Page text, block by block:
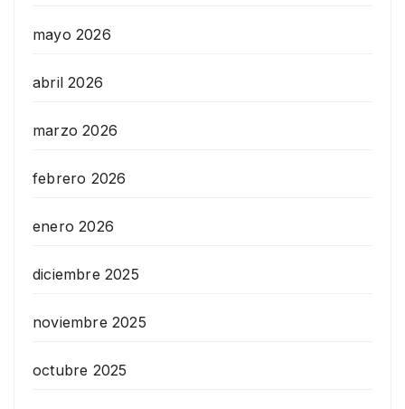
mayo 2026
abril 2026
marzo 2026
febrero 2026
enero 2026
diciembre 2025
noviembre 2025
octubre 2025